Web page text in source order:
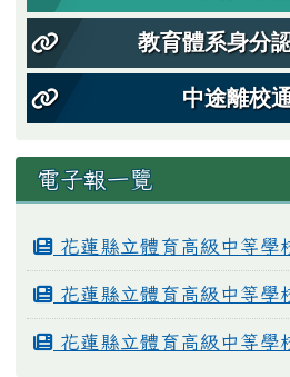
教育體系身分
中途離校
電子報一覽
花蓮縣立體育高級中等學
花蓮縣立體育高級中等學
花蓮縣立體育高級中等學